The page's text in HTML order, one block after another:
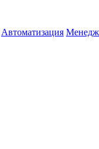
Автоматизация